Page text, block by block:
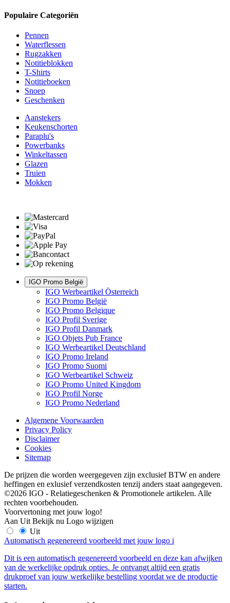
Populaire Categoriën
Pennen
Waterflessen
Rugzakken
Notitieblokken
T-Shirts
Notitieboeken
Snoep
Geschenken
Aanstekers
Keukenschorten
Paraplu's
Powerbanks
Winkeltassen
Glazen
Truien
Mokken
IGO Promo België
IGO Werbeartikel Österreich
IGO Promo België
IGO Promo Belgique
IGO Profil Sverige
IGO Profil Danmark
IGO Objets Pub France
IGO Werbeartikel Deutschland
IGO Promo Ireland
IGO Promo Suomi
IGO Werbeartikel Schweiz
IGO Promo United Kingdom
IGO Profil Norge
IGO Promo Nederland
Algemene Voorwaarden
Privacy Policy
Disclaimer
Cookies
Sitemap
De prijzen die worden weergegeven zijn exclusief BTW en andere
heffingen en exlusief verzendkosten tenzij anders staat aangegeven.
©2026 IGO - Relatiegeschenken & Promotionele artikelen. Alle
rechten voorbehouden.
Voorvertoning met jouw logo!
Aan Uit Bekijk nu Logo wijzigen
Uit
Automatisch gegenereerd voorbeeld met jouw logo i
Dit is een automatisch gegenereerd voorbeeld en deze kan afwijken
van de werkelijke opdruk opties. Je ontvangt altijd een gratis
drukproef van jouw werkelijke bestelling voordat we de productie
starten.